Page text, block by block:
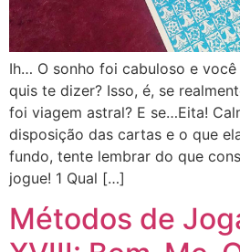
Ih… O sonho foi cabuloso e
quis te dizer? Isso, é, se
foi viagem astral? E se…Eita!
disposição das cartas e o que
fundo, tente lembrar do que
jogue! 1 Qual […]
Métodos de